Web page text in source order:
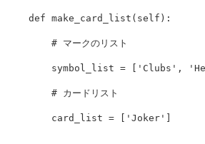
    def make_card_list(self):
        # マークのリスト
symbol_list = ['Clubs',
        # カードリスト
        card_list = ['Joker']